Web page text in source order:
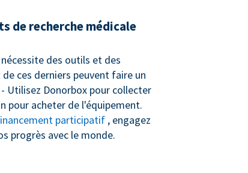
de recherche médicale
des outils et des
ces derniers peuvent faire un
Utilisez Donorbox pour collecter
pour acheter de l'équipement.
participatif , engagez
progrès avec le monde.